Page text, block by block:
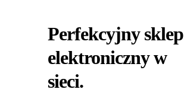
Perfekcyjny sklep
elektroniczny w
sieci.